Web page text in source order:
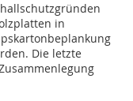
in
Die letzte